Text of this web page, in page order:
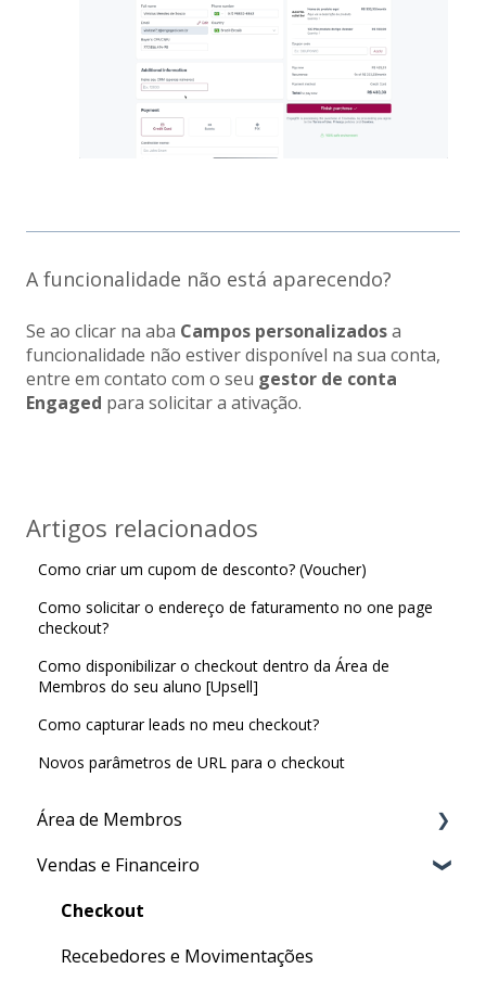
A funcionalidade não está aparecendo?
Se ao clicar na aba Campos personalizadosa
funcionalidade não estiver disponível na sua conta,
entre em contato com o seu gestor de conta
Engaged para solicitar a ativação.
Artigos relacionados
Como criar um cupom de desconto? (Voucher)
Como solicitar o endereço de faturamento no one page
checkout?
Como disponibilizar o checkout dentro da Área de
Membros do seu aluno [Upsell]
Como capturar leads no meu checkout?
Novos parâmetros de URL para o checkout
Área de Membros
Criação de conteúdo
Certificado
Gestão de usuários
Vendas e Financeiro
Checkout
Recebedores e Movimentações